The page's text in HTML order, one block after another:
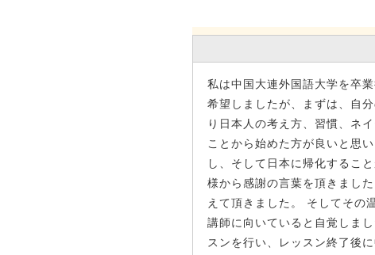
私は中国大連外国語大学を卒
希望しましたが、まずは、自
り日本人の考え方、習慣、ネ
ことから始めた方が良いと思
し、そして日本に帰化するこ
様から感謝の言葉を頂きまし
えて頂きました。 そしてその
講師に向いていると自覚しま
スンを行い、レッスン終了後